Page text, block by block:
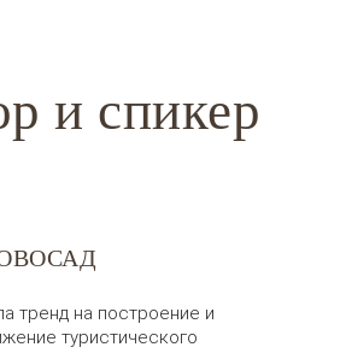
и спикер
тренд на построение и
туристического